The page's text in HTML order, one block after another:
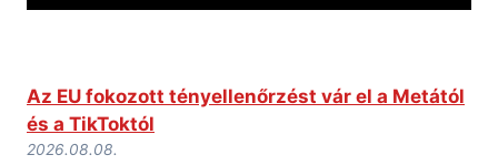
Az EU fokozott tényellenőrzést vár el a Metától
és a TikToktól
2026.08.08.